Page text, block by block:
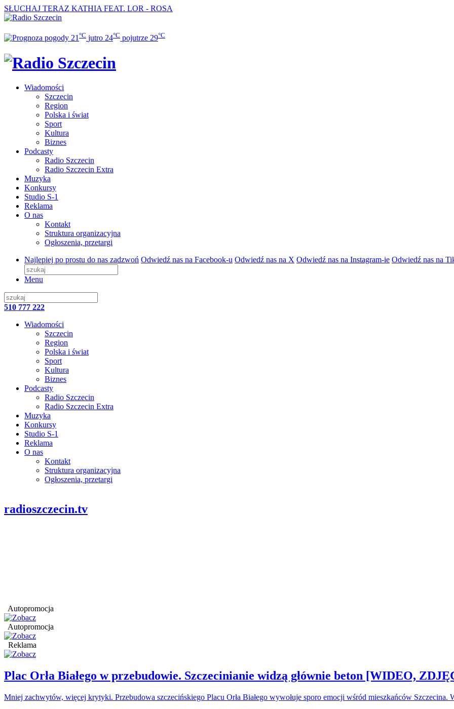
SŁUCHAJ TERAZ KATHIA FEAT. LOR - ROSA
21 °C jutro 24°C pojutrze 29°C
Wiadomości
Szczecin
Region
Polska i świat
Sport
Kultura
Biznes
Podcasty
Radio Szczecin
Radio Szczecin Extra
Muzyka
Konkursy
Studio S-1
Reklama
O nas
Kontakt
Struktura organizacyjna
Ogłoszenia, przetargi
Najlepiej po prostu do nas zadzwoń Odwiedź nas na Facebook-u Odwiedź nas na X Odwiedź nas na Instagram-ie Odwiedź nas na
Menu
510 777 222
Wiadomości
Szczecin
Region
Polska i świat
Sport
Kultura
Biznes
Podcasty
Radio Szczecin
Radio Szczecin Extra
Muzyka
Konkursy
Studio S-1
Reklama
O nas
Kontakt
Struktura organizacyjna
Ogłoszenia, przetargi
radioszczecin.tv
Autopromocja
Autopromocja
Reklama
Plac Orła Białego w przebudowie. Szczecinianie widzą głównie beton [WIDEO,
Mniej zachwytów, więcej krytyki. Przebudowa szczecińskiego Placu Orła Białego wywołuje sporo emocji wśród mieszkańców Szczecina.